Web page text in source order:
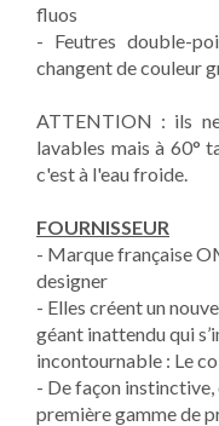
fluos
- Feutres double-
changent de couleur
ATTENTION : ils
lavables mais à 60°
c'est à l'eau froide.
FOURNISSEUR
- Marque française
designer
- Elles créent un
géant inattendu qui
incontournable : Le
- De façon
première gamme de